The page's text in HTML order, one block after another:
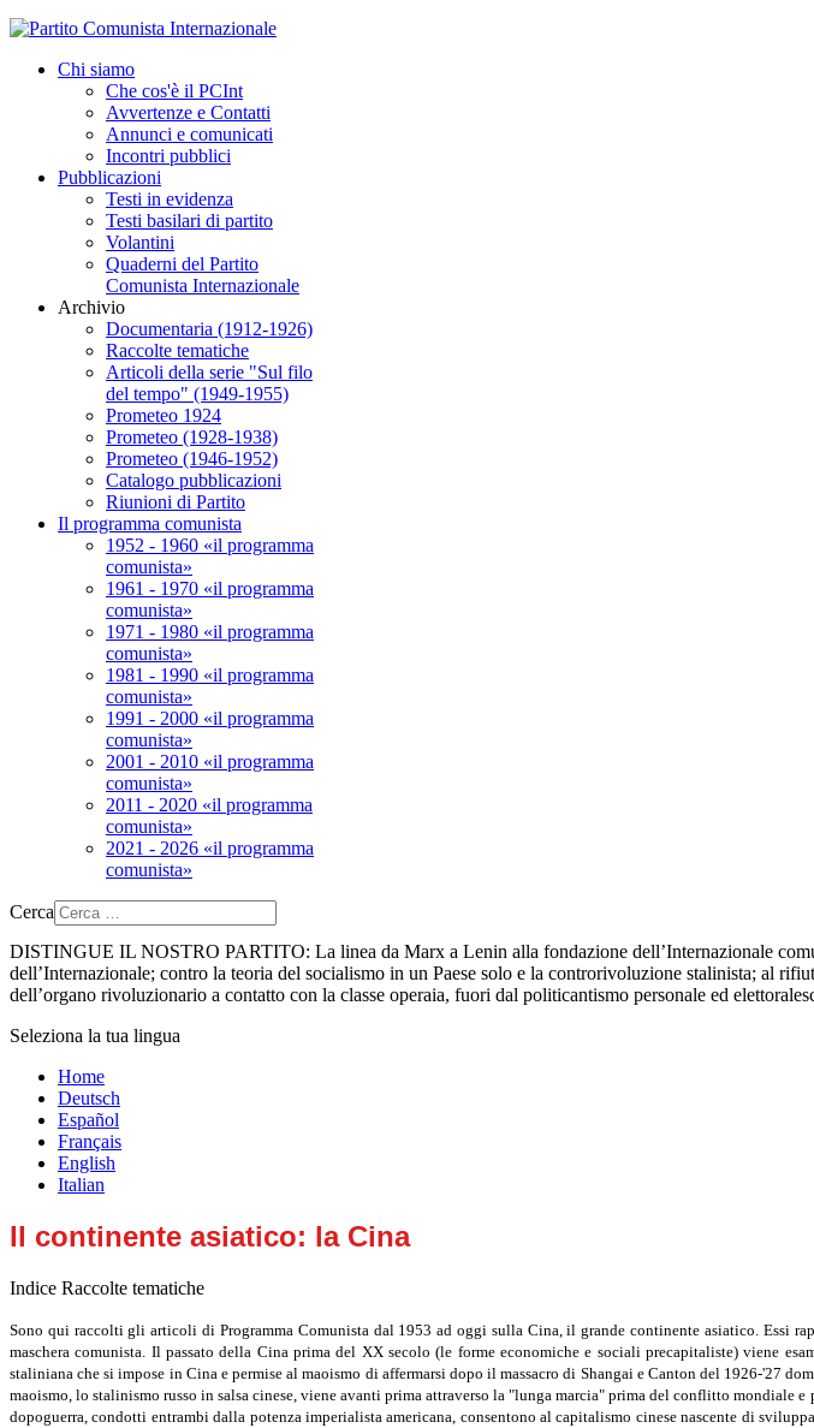
Chi siamo
Che cos'è il PCInt
Avvertenze e Contatti
Annunci e comunicati
Incontri pubblici
Pubblicazioni
Testi in evidenza
Testi basilari di partito
Volantini
Quaderni del Partito
Comunista Internazionale
Archivio
Documentaria (1912-1926)
Raccolte tematiche
Articoli della serie "Sul filo
del tempo" (1949-1955)
Prometeo 1924
Prometeo (1928-1938)
Prometeo (1946-1952)
Catalogo pubblicazioni
Riunioni di Partito
Il programma comunista
1952 - 1960 «il programma
comunista»
1961 - 1970 «il programma
comunista»
1971 - 1980 «il programma
comunista»
1981 - 1990 «il programma
comunista»
1991 - 2000 «il programma
comunista»
2001 - 2010 «il programma
comunista»
2011 - 2020 «il programma
comunista»
2021 - 2026 «il programma
comunista»
Cerca
DISTINGUE IL NOSTRO PARTITO: La linea da Marx a Lenin alla fondazione dell’Internazionale
dell’Internazionale; contro la teoria del socialismo in un Paese solo e la controrivoluzione stalinista; al
dell’organo rivoluzionario a contatto con la classe operaia, fuori dal politicantismo personale ed
Seleziona la tua lingua
Home
Deutsch
Español
Français
English
Italian
Il continente asiatico: la Cina
Indice Raccolte tematiche
Sono qui raccolti gli articoli di Programma Comunista dal 1953 ad oggi sulla Cina, il grande continente asiatico. Essi
maschera comunista. Il passato della Cina prima del XX secolo (le forme economiche e sociali precapitaliste) viene
staliniana che si impose in Cina e permise al maoismo di affermarsi dopo il massacro di Shangai e Canton del 1926-'27
maoismo, lo stalinismo russo in salsa cinese, viene avanti prima attraverso la "lunga marcia" prima del conflitto
dopoguerra, condotti entrambi dalla potenza imperialista americana, consentono al capitalismo cinese nascente di